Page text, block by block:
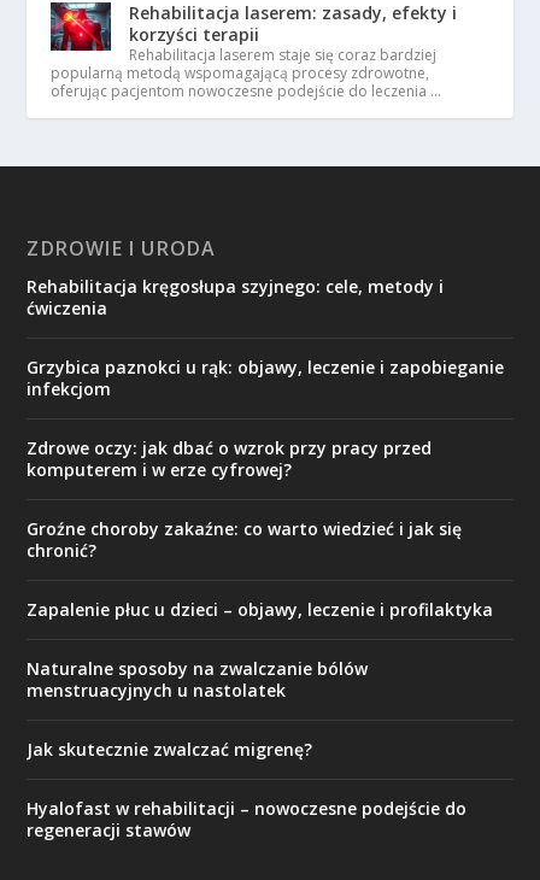
Rehabilitacja laserem: zasady, efekty i
korzyści terapii
Rehabilitacja laserem staje się coraz bardziej
popularną metodą wspomagającą procesy zdrowotne,
oferując pacjentom nowoczesne podejście do leczenia …
ZDROWIE I URODA
Rehabilitacja kręgosłupa szyjnego: cele, metody i
ćwiczenia
Grzybica paznokci u rąk: objawy, leczenie i zapobieganie
infekcjom
Zdrowe oczy: jak dbać o wzrok przy pracy przed
komputerem i w erze cyfrowej?
Groźne choroby zakaźne: co warto wiedzieć i jak się
chronić?
Zapalenie płuc u dzieci – objawy, leczenie i profilaktyka
Naturalne sposoby na zwalczanie bólów
menstruacyjnych u nastolatek
Jak skutecznie zwalczać migrenę?
Hyalofast w rehabilitacji – nowoczesne podejście do
regeneracji stawów